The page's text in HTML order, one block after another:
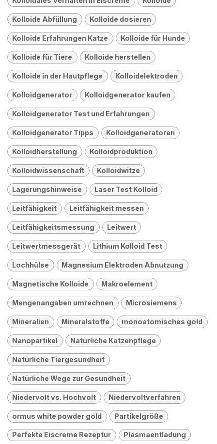
Kolloide Abfüllung Kolloide dosieren
Kolloide Erfahrungen Katze Kolloide für Hunde
Kolloide für Tiere Kolloide herstellen
Kolloide in der Hautpflege Kolloidelektroden
Kolloidgenerator Kolloidgenerator kaufen
Kolloidgenerator Test und Erfahrungen
Kolloidgenerator Tipps Kolloidgeneratoren
Kolloidherstellung Kolloidproduktion
Kolloidwissenschaft Kolloidwitze
Lagerungshinweise Laser Test Kolloid
Leitfähigkeit Leitfähigkeit messen
Leitfähigkeitsmessung Leitwert
Leitwertmessgerät Lithium Kolloid Test
Lochhülse Magnesium Elektroden Abnutzung
Magnetische Kolloide Makroelement
Mengenangaben umrechnen Microsiemens
Mineralien Mineralstoffe monoatomisches gold
Nanopartikel Natürliche Katzenpflege
Natürliche Tiergesundheit
Natürliche Wege zur Gesundheit
Niedervolt vs. Hochvolt Niedervoltverfahren
ormus white powder gold Partikelgröße
Perfekte Eiscreme Rezeptur Plasmaentladung